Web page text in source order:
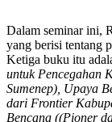
Dalam seminar ini,
yang berisi tentang
Ketiga buku itu
untuk Pencegahan
Sumenep), Upaya
dari Frontier
Bencana ((Pioner